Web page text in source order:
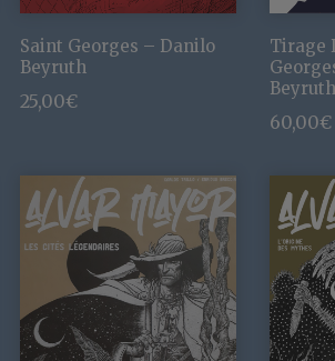
Saint Georges – Danilo
Beyruth
25,00€
Tirage
Beyruth
60,00€